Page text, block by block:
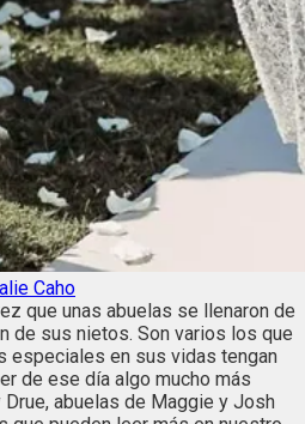
Caho
que unas abuelas se llenaron de
de sus nietos. Son varios los que
especiales en sus vidas tengan
de ese día algo mucho más
abuelas de Maggie y Josh